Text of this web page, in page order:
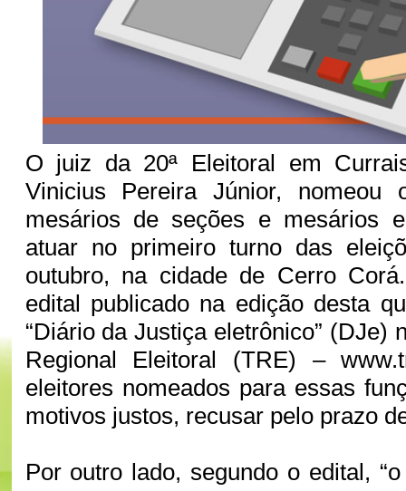
O juiz da 20ª Eleitoral em
Vinicius Pereira Júnior, nomeou
mesários de seções e mesários
atuar no primeiro turno das
outubro, na cidade de Cerro
edital publicado na edição desta
“Diário da Justiça eletrônico” (DJe)
Regional Eleitoral (TRE) –
eleitores nomeados para essas
motivos justos, recusar pelo prazo
Por outro lado, segundo o edital,